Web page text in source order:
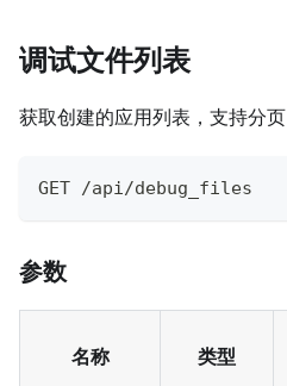
调试文件列表
获取创建的应用列表，支持分页
GET /api/debug_files
参数
名称 类型